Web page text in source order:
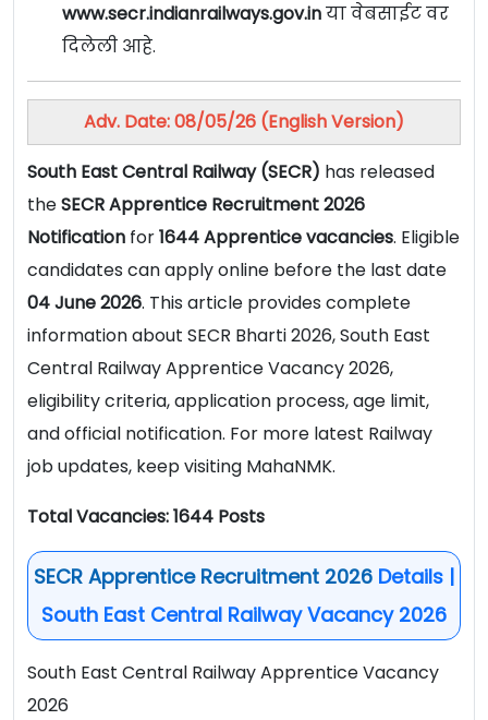
www.secr.indianrailways.gov.inया वेबसाईट वर
दिलेली आहे.
Adv. Date: 08/05/26 (English Version)
South East Central Railway (SECR) has released
theSECR Apprentice Recruitment 2026
Notification for1644 Apprentice vacancies. Eligible
candidates can apply online before the last date
04 June 2026. This article provides complete
information about SECR Bharti 2026, South East
Central Railway Apprentice Vacancy 2026,
eligibility criteria, application process, age limit,
and official notification. For more latest Railway
job updates, keep visiting MahaNMK.
Total Vacancies: 1644 Posts
SECR Apprentice Recruitment 2026 Details |
South East Central Railway Vacancy 2026
South East Central Railway Apprentice Vacancy
2026